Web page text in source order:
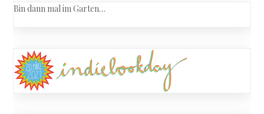
Bin dann mal im Garten…